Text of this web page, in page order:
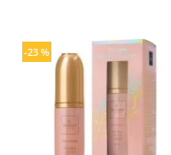
-23 %